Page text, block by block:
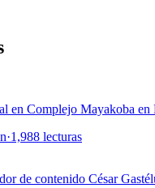
en Complejo Mayakoba en
·1,988 lecturas
de contenido César